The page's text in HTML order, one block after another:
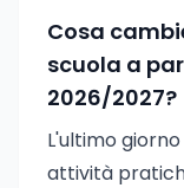
Cosa
scuola a
2026/2027?
L'ultimo
attività